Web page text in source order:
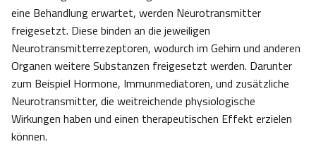
eine Behandlung erwartet, werden Neurotransmitter
freigesetzt. Diese binden an die jeweiligen
Neurotransmitterrezeptoren, wodurch im Gehirn und anderen
Organen weitere Substanzen freigesetzt werden. Darunter
zum Beispiel Hormone, Immunmediatoren, und zusätzliche
Neurotransmitter, die weitreichende physiologische
Wirkungen haben und einen therapeutischen Effekt erzielen
können.